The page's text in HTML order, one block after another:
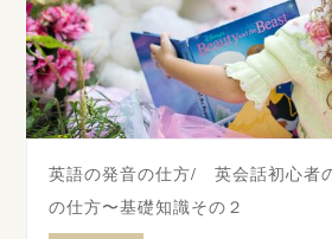
英語の発音の仕方/ 英会話初心者
の仕方〜基礎知識その２